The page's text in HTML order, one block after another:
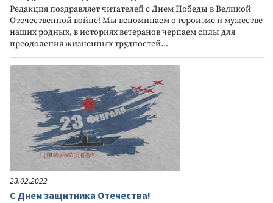
Редакция поздравляет читателей с Днем Победы в Великой
Отечественной войне! Мы вспоминаем о героизме и мужестве
наших родных, в историях ветеранов черпаем силы для
преодоления жизненных трудностей...
23.02.2022
С Днем защитника Отечества!